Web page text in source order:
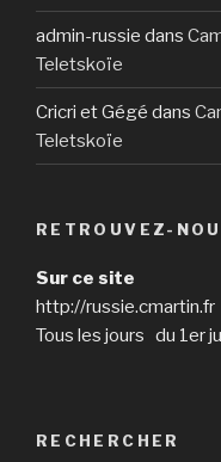
admin-russie dans
Teletskoïe
Cricri et Gégé dans
Teletskoïe
RETROUVEZ-
Sur ce site
http://russie.cmartin.fr
Tous les jours du 1er
RECHERCHER